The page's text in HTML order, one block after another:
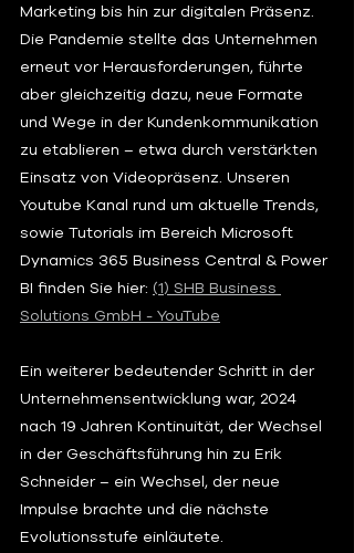
Marketing bis hin zur digitalen Präsenz.
Die Pandemie stellte das Unternehmen
erneut vor Herausforderungen, führte
aber gleichzeitig dazu, neue Formate
und Wege in der Kundenkommunikation
zu etablieren – etwa durch verstärkten
Einsatz von Videopräsenz. Unseren
Youtube Kanal rund um aktuelle Trends,
sowie Tutorials im Bereich Microsoft
Dynamics 365 Business Central & Power
BI finden Sie hier: (1) SHB Business
Solutions GmbH - YouTube
Ein weiterer bedeutender Schritt in der
Unternehmensentwicklung war, 2024
nach 19 Jahren Kontinuität, der Wechsel
in der Geschäftsführung hin zu Erik
Schneider – ein Wechsel, der neue
Impulse brachte und die nächste
Evolutionsstufe einläutete.